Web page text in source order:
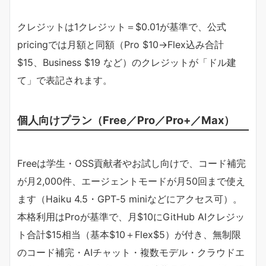
クレジットは1クレジット＝$0.01が基準で、公式
pricingでは月額と同額（Pro $10→Flex込み合計
$15、Business $19 など）のクレジットが「ドル建
て」で表記されます。
個人向けプラン（Free／Pro／Pro+／Max）
Freeは学生・OSS貢献者やお試し向けで、コード補完
が月2,000件、エージェントモードが月50回まで使え
ます（Haiku 4.5・GPT-5 miniなどにアクセス可）。
本格利用はProが基準で、月$10にGitHub AIクレジッ
ト合計$15相当（基本$10＋Flex$5）が付き、無制限
のコード補完・AIチャット・複数モデル・クラウドエ